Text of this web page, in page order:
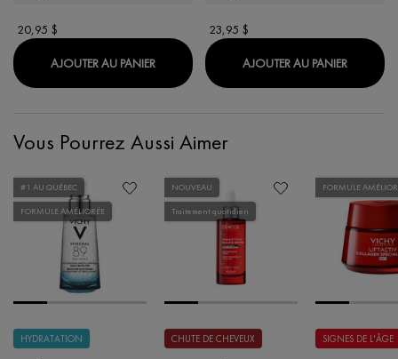
20,95 $
AJOUTER AU PANIER PURETÉ THERMALE DÉMAQUILLANT
23,95 $
AJOUTER AU PANIER
Vous Pourrez Aussi Aimer
#1 AU QUÉBEC
FORMULE AMÉLIORÉE
HYDRATATION
NOUVEAU
Traitement quotidien
CHUTE DE CHEVEUX
FORMULE
SIGNES DE L'ÂGE